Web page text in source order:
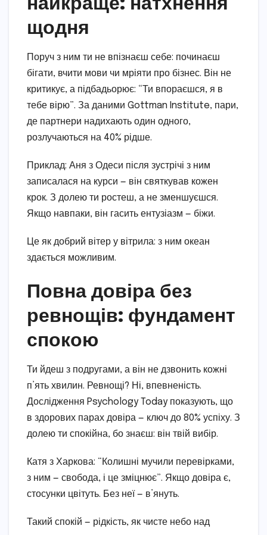
щодня
Поруч з ним ти не впізнаєш себе: починаєш
бігати, вчити мови чи мріяти про бізнес. Він не
критикує, а підбадьорює: “Ти впораєшся, я в
тебе вірю”. За даними Gottman Institute, пари,
де партнери надихають один одного,
розлучаються на 40% рідше.
Приклад: Аня з Одеси після зустрічі з ним
записалася на курси — він святкував кожен
крок. З долею ти ростеш, а не зменшуєшся.
Якщо навпаки, він гасить ентузіазм — біжи.
Це як добрий вітер у вітрила: з ним океан
здається можливим.
Повна довіра без
ревнощів: фундамент
спокою
Ти йдеш з подругами, а він не дзвонить кожні
п’ять хвилин. Ревнощі? Ні, впевненість.
Дослідження Psychology Today показують, що
в здорових парах довіра — ключ до 80% успіху. З
долею ти спокійна, бо знаєш: він твій вибір.
Катя з Харкова: “Колишні мучили перевірками,
з ним — свобода, і це зміцнює”. Якщо довіра є,
стосунки цвітуть. Без неї — в’януть.
Такий спокій — рідкість, як чисте небо над